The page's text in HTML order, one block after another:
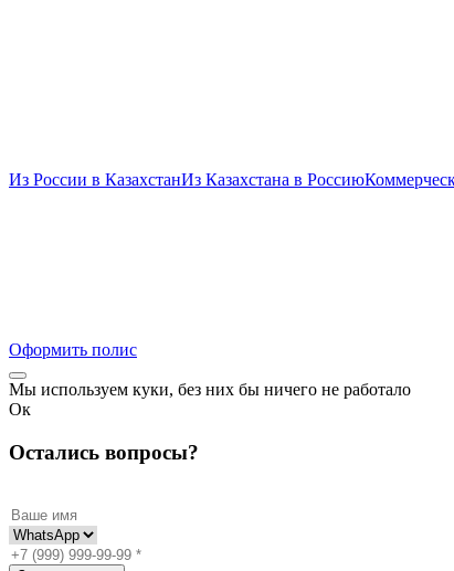
Из России в КазахстанИз Казахстана в Россию
Оформить полис
Мы используем куки, без них бы ничего не работало
Ок
Остались вопросы?